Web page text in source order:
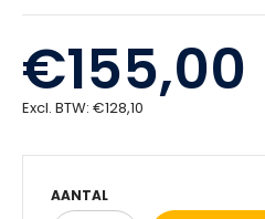
€155,00
Excl. BTW: €128,10
AANTAL